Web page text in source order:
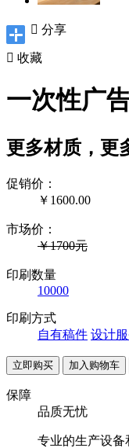
 分享
 收藏
一次性广
更多材质，更
促销价：
￥ 1600.00
市场价：
￥1700元
印刷数量
10000
印刷方式
自有稿件 设计
保障
品质无忧
专业的生产设备